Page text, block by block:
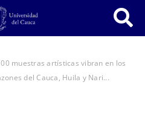
muestras artísticas vibran en los
del Cauca, Huila y Nari...